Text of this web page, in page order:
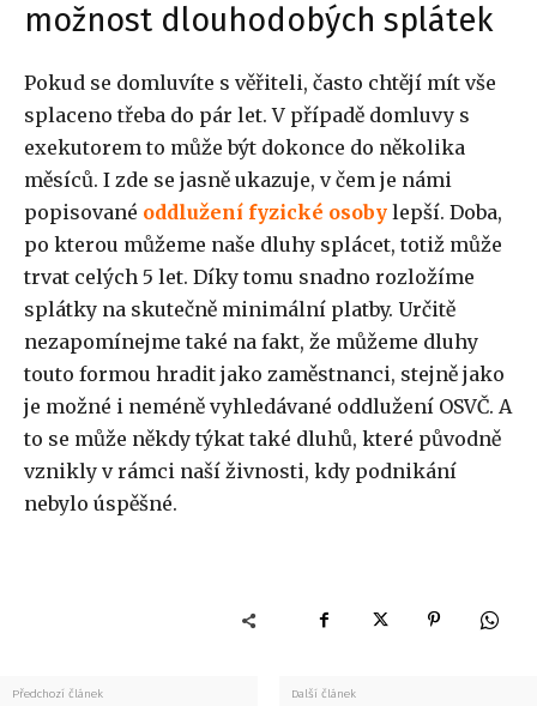
možnost dlouhodobých splátek
Pokud se domluvíte s věřiteli, často chtějí mít vše
splaceno třeba do pár let. V případě domluvy s
exekutorem to může být dokonce do několika
měsíců. I zde se jasně ukazuje, v čem je námi
popisované oddlužení fyzické osoby lepší. Doba,
po kterou můžeme naše dluhy splácet, totiž může
trvat celých 5 let. Díky tomu snadno rozložíme
splátky na skutečně minimální platby. Určitě
nezapomínejme také na fakt, že můžeme dluhy
touto formou hradit jako zaměstnanci, stejně jako
je možné i neméně vyhledávané oddlužení OSVČ. A
to se může někdy týkat také dluhů, které původně
vznikly v rámci naší živnosti, kdy podnikání
nebylo úspěšné.
Předchozí článek Další článek